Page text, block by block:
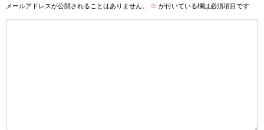
メールアドレスが公開されることはありません。 ※ が付いている欄は必須項目です